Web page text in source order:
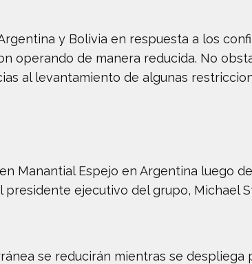
y Bolivia en respuesta a los
operando de manera reducida. No
al levantamiento de algunas
Manantial Espejo en Argentina luego
ejecutivo del grupo, Michael
se reducirán mientras se despliega